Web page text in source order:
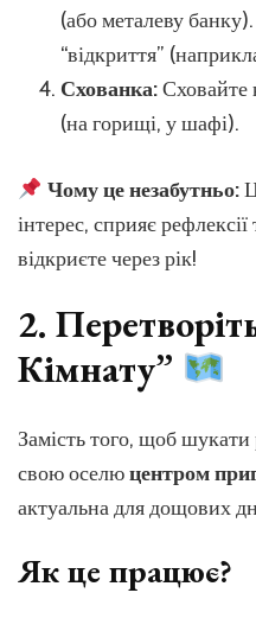
(або металеву
“відкриття”
Схованка:Сховайте
(на горищі, у шафі).
Чому це незабутньо:
інтерес, сприяє
відкриєте через рік!
2.
Кімнату”
Замість того, щоб шукати
свою оселюцентром
актуальна для дощових
Як це працює?